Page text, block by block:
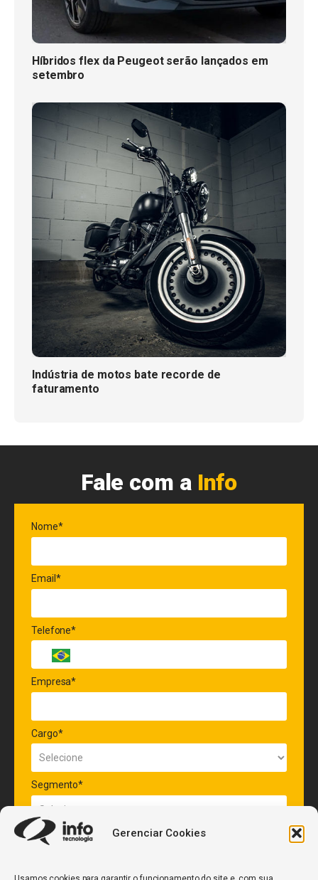
Gerenciar Cookies
Híbridos flex da Peugeot serão lançados em
setembro
Indústria de motos bate recorde de
faturamento
Fale com a Info
Nome*
Email*
Telefone*
Empresa*
Cargo*
Segmento*
Quantidade de veículos da frota*